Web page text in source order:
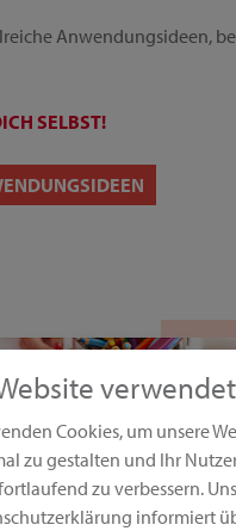
Cookies, um unsere
zu gestalten und Ihr
zu verbessern.
informiert
Anwendungsideen,
SELBST!